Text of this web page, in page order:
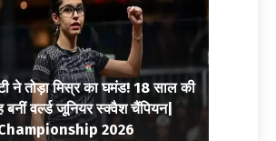
ने तोड़ा मिस्र का घमंड! 18 साल की
बनीं वर्ल्ड जूनियर स्क्वैश चैंपियन|
2026